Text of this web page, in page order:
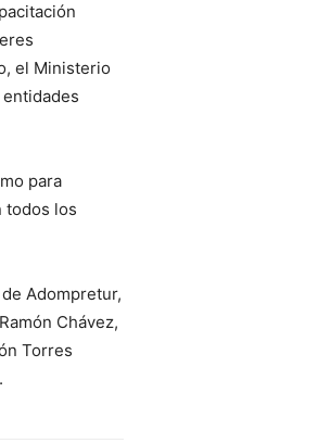
el Ministerio
para
todos los
Adompretur,
Chávez,
Torres